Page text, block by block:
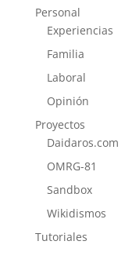
Personal
Experiencias
Familia
Laboral
Opinión
Proyectos
Daidaros.com
OMRG-81
Sandbox
Wikidismos
Tutoriales